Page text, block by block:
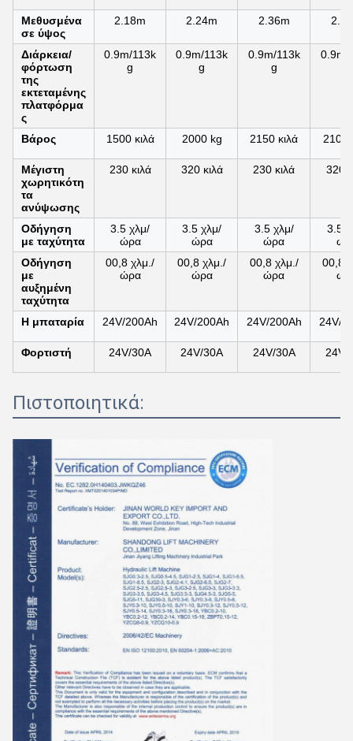
Μεθυσμένα
σε ύψος
2.18m 2.24m 2.36m
Διάρκεια/
φόρτωση
της
εκτεταμένης
πλατφόρμα
ς
0.9m/113k
g
0.9m/113k
g
0.9m/113k
g
0.9m/
Βάρος 1500 κιλά 2000 kg 2150 κιλά 2100
Μέγιστη
χωρητικότη
τα
ανύψωσης
230 κιλά 320 κιλά 230 κιλά 320
Οδήγηση
με ταχύτητα
3.5 χλμ/
ώρα
3.5 χλμ/
ώρα
3.5 χλμ/
ώρα
3.5
Οδήγηση
με
αυξημένη
ταχύτητα
00,8 χλμ./
ώρα
00,8 χλμ./
ώρα
00,8 χλμ./
ώρα
00,8
Η μπαταρία 24V/200Ah 24V/200Ah 24V/200Ah 24V/
Φορτιστή 24V/30A 24V/30A 24V/30A 24V/
Πιστοποιητικά: